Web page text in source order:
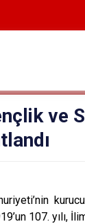
ve
107. yılı,